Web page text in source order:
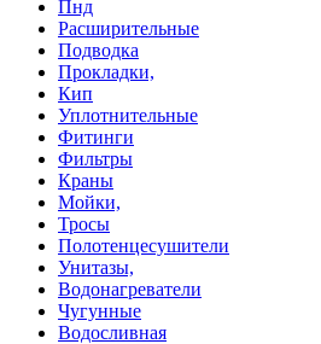
Пнд
Расширительные
Подводка
Прокладки,
Кип
Уплотнительные
Фитинги
Фильтры
Краны
Мойки,
Тросы
Полотенцесушители
Унитазы,
Водонагреватели
Чугунные
Водосливная